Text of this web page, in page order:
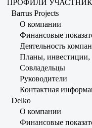
ПРОФИЛИ
Barrus Projects
О компании
Финансовые
Деятельность
Планы, инвестиции,
Совладельцы
Руководители
Контактная
Delko
О компании
Финансовые